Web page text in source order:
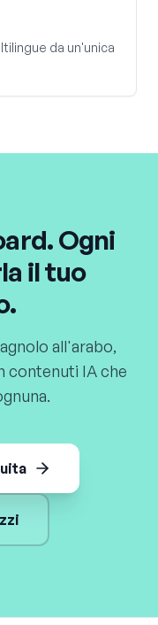
da un'unica
Ogni
il tuo
all'arabo,
contenuti IA che